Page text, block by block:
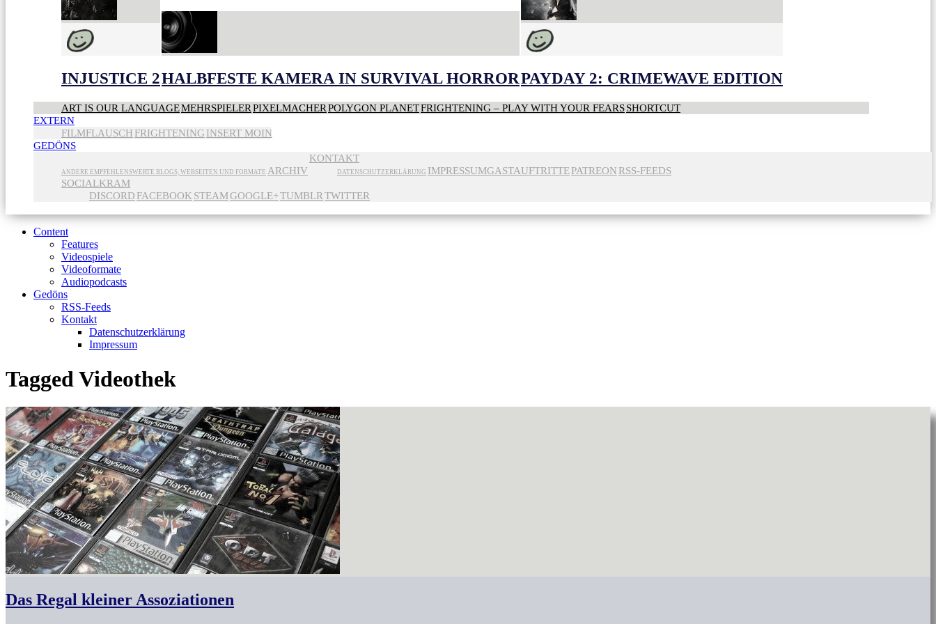
INJUSTICE 2HALBFESTE KAMERA IN SURVIVAL HORRORPAYDAY 2: CRIMEWAVE EDITION
ART IS OUR LANGUAGEMEHRSPIELERPIXELMACHERPOLYGON PLANETFRIGHTENING – PLAY WITH YOUR FEARSSHORTCUT
EXTERN
FILMFLAUSCH FRIGHTENING INSERT MOIN
GEDÖNS
ANDERE EMPFEHLENSWERTE BLOGS, WEBSEITEN UND FORMATE ARCHIV
KONTAKT
DATENSCHUTZERKLÄRUNG IMPRESSUMGASTAUFTRITTEPATREON RSS-FEEDS
SOCIALKRAM
DISCORD FACEBOOK STEAMGOOGLE+TUMBLRTWITTER
Content
Features
Videospiele
Videoformate
Audiopodcasts
Gedöns
RSS-Feeds
Kontakt
Datenschutzerklärung
Impressum
Tagged Videothek
Das Regal kleiner Assoziationen